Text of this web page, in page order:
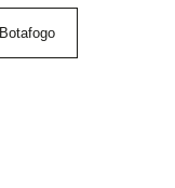
Botafogo